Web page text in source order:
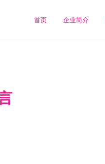
首页 企业简介